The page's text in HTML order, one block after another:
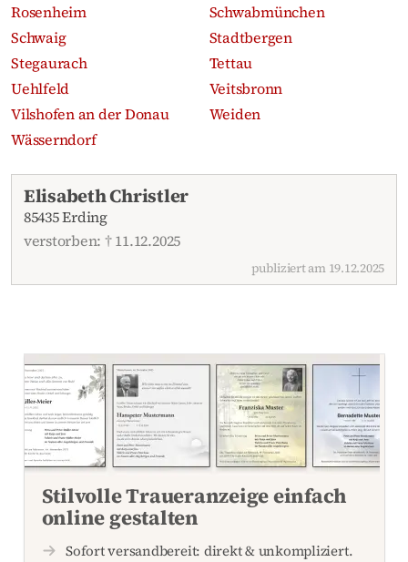
Rosenheim
Schwabmünchen
Schwaig
Stadtbergen
Stegaurach
Tettau
Uehlfeld
Veitsbronn
Vilshofen an der Donau
Weiden
Wässerndorf
Aktuelle Traueranzeigen
Elisabeth Christler
85435 Erding
verstorben: † 11.12.2025
publiziert am 19.12.2025
Stilvolle Traueranzeige einfach
online gestalten
Sofort versandbereit: direkt & unkompliziert.